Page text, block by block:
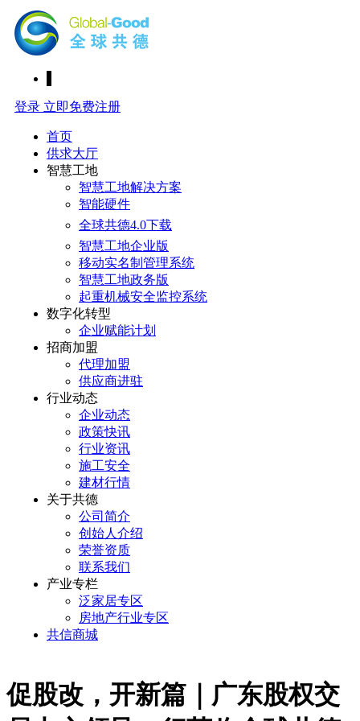
登录 立即免费注册
首页
供求大厅
智慧工地
智慧工地解决方案
智能硬件
全球共德4.0下载
智慧工地企业版
移动实名制管理系统
智慧工地政务版
起重机械安全监控系统
数字化转型
企业赋能计划
招商加盟
代理加盟
供应商进驻
行业动态
企业动态
政策快讯
行业资讯
施工安全
建材行情
关于共德
公司简介
创始人介绍
荣誉资质
联系我们
产业专栏
泛家居专区
房地产行业专区
共信商城
促股改，开新篇｜广东股权交